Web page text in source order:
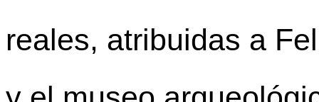
reales, atribuidas a